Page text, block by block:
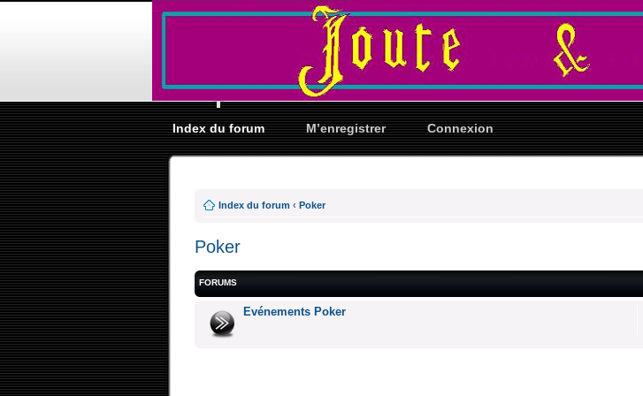
Index du forum M’enregistrer Connexion
Index du forum ‹ Poker
Poker
FORUMS
Evénements Poker